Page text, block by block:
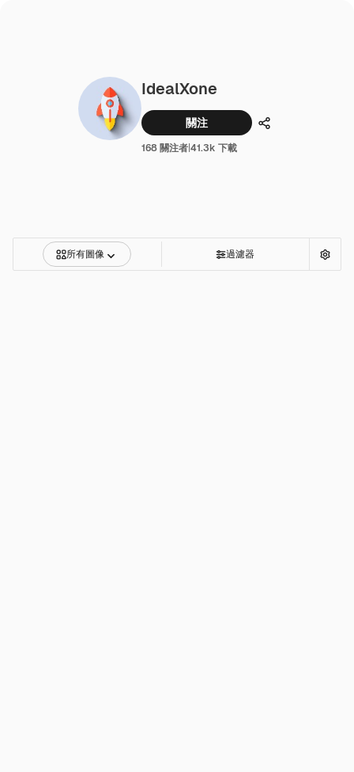
IdealXone
關注 分享
168 關注者|41.3k 下載
所有圖像 過濾器